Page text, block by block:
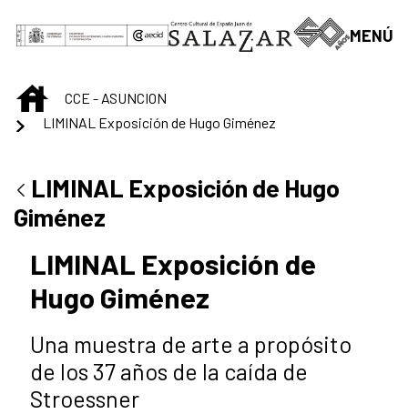
Saltar al contenido principal
MENÚ
INICIOCCE - ASUNCION
LIMINAL Exposición de Hugo Giménez
LIMINAL Exposición de Hugo
Giménez
LIMINAL Exposición de
Hugo Giménez
Una muestra de arte a propósito
de los 37 años de la caída de
Stroessner